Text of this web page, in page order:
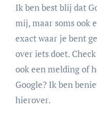
Ik ben best blij dat
mij, maar soms ook
exact waar je bent
over iets doet.
ook een melding of
Google? Ik ben
hierover.